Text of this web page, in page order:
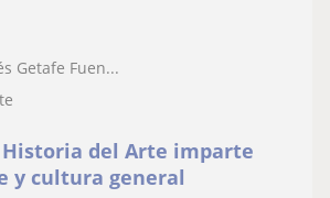
Getafe Fuen...
Historia del Arte imparte
y cultura general